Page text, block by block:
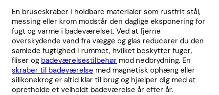
En bruseskraber i holdbare materialer som rustfrit stål,
messing eller krom modstår den daglige eksponering for
fugt og varme i badeværelset. Ved at fjerne
overskydende vand fra vægge og glas reducerer du den
samlede fugtighed i rummet, hvilket beskytter fuger,
fliser og badeværelsestilbehør mod nedbrydning. En
skraber til badeværelse med magnetisk ophæng eller
silikonekrog er altid klar til brug og hjælper dig med at
opretholde et velholdt badeværelse år efter år.